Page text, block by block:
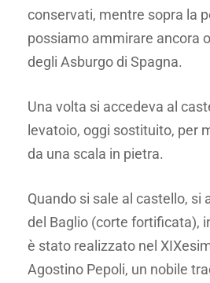
conservati, mentre sopra la
possiamo ammirare ancora
degli Asburgo di Spagna.
Una volta si accedeva al
levatoio, oggi sostituito, per
da una scala in pietra.
Quando si sale al castello, si
del Baglio (corte fortificata),
è stato realizzato nel
Agostino Pepoli, un nobile